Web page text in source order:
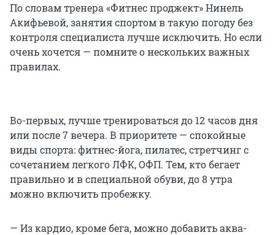
По словам тренера «Фитнес проджект» Нинель
Акифьевой, занятия спортом в такую погоду без
контроля специалиста лучше исключить. Но если
очень хочется — помните о нескольких важных
правилах.
Во-первых, лучше тренироваться до 12 часов дня
или после 7 вечера. В приоритете — спокойные
виды спорта: фитнес-йога, пилатес, стретчинг с
сочетанием легкого ЛФК, ОФП. Тем, кто бегает
правильно и в специальной обуви, до 8 утра
можно включить пробежку.
— Из кардио, кроме бега, можно добавить аква-